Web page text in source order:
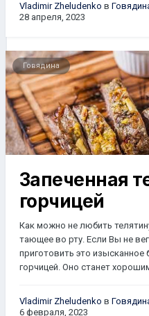
Vladimir Zheludenko в
28 апреля, 2023
Говядина
Запеченная
горчицей
Как можно не любить
тающее во рту. Если Вы не
приготовить это
горчицей. Оно станет
Vladimir Zheludenko в
6 февраля, 2023